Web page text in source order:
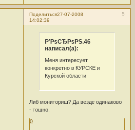
Поделиться 5
27-07-2008
14:02:39
Р’РѕСЂРѕРЅ.46
написал(а):
Меня интересует
конкретно в КУРСКЕ и
Курской области
Либ мониториш? Да везде одинаково
- тошно.
0